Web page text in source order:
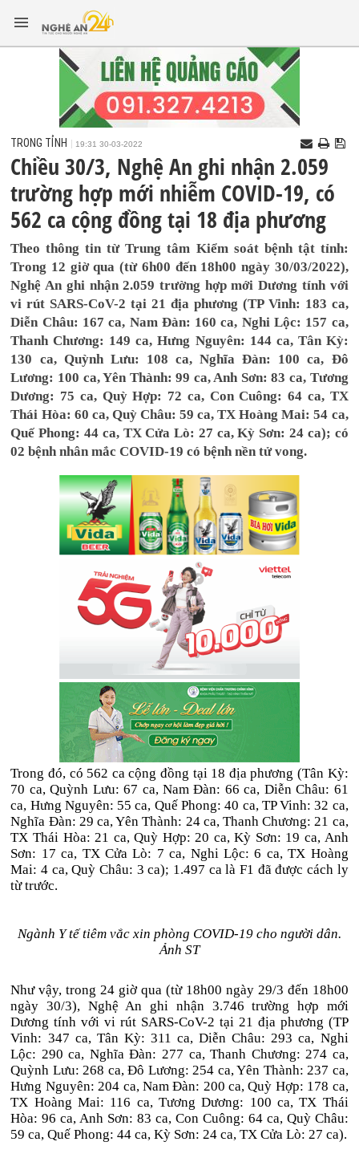
TRONG TỈNH 19:31 30-03-2022
Chiều 30/3, Nghệ An ghi nhận 2.059
trường hợp mới nhiễm COVID-19, có
562 ca cộng đồng tại 18 địa phương
Theo thông tin từ Trung tâm Kiểm soát bệnh tật tỉnh:
Trong 12 giờ qua (từ 6h00 đến 18h00 ngày 30/03/2022),
Nghệ An ghi nhận 2.059 trường hợp mới Dương tính với
vi rút SARS-CoV-2 tại 21 địa phương (TP Vinh: 183 ca,
Diễn Châu: 167 ca, Nam Đàn: 160 ca, Nghi Lộc: 157 ca,
Thanh Chương: 149 ca, Hưng Nguyên: 144 ca, Tân Kỳ:
130 ca, Quỳnh Lưu: 108 ca, Nghĩa Đàn: 100 ca, Đô
Lương: 100 ca, Yên Thành: 99 ca, Anh Sơn: 83 ca, Tương
Dương: 75 ca, Quỳ Hợp: 72 ca, Con Cuông: 64 ca, TX
Thái Hòa: 60 ca, Quỳ Châu: 59 ca, TX Hoàng Mai: 54 ca,
Quế Phong: 44 ca, TX Cửa Lò: 27 ca, Kỳ Sơn: 24 ca); có
02 bệnh nhân mắc COVID-19 có bệnh nền tử vong.
Trong đó, có 562 ca cộng đồng tại 18 địa phương (Tân Kỳ:
70 ca, Quỳnh Lưu: 67 ca, Nam Đàn: 66 ca, Diễn Châu: 61
ca, Hưng Nguyên: 55 ca, Quế Phong: 40 ca, TP Vinh: 32 ca,
Nghĩa Đàn: 29 ca, Yên Thành: 24 ca, Thanh Chương: 21 ca,
TX Thái Hòa: 21 ca, Quỳ Hợp: 20 ca, Kỳ Sơn: 19 ca, Anh
Sơn: 17 ca, TX Cửa Lò: 7 ca, Nghi Lộc: 6 ca, TX Hoàng
Mai: 4 ca, Quỳ Châu: 3 ca); 1.497 ca là F1 đã được cách ly
từ trước.
Ngành Y tế tiêm vắc xin phòng COVID-19 cho người dân.
Ảnh ST
Như vậy, trong 24 giờ qua (từ 18h00 ngày 29/3 đến 18h00
ngày 30/3), Nghệ An ghi nhận 3.746 trường hợp mới
Dương tính với vi rút SARS-CoV-2 tại 21 địa phương (TP
Vinh: 347 ca, Tân Kỳ: 311 ca, Diễn Châu: 293 ca, Nghi
Lộc: 290 ca, Nghĩa Đàn: 277 ca, Thanh Chương: 274 ca,
Quỳnh Lưu: 268 ca, Đô Lương: 254 ca, Yên Thành: 237 ca,
Hưng Nguyên: 204 ca, Nam Đàn: 200 ca, Quỳ Hợp: 178 ca,
TX Hoàng Mai: 116 ca, Tương Dương: 100 ca, TX Thái
Hòa: 96 ca, Anh Sơn: 83 ca, Con Cuông: 64 ca, Quỳ Châu:
59 ca, Quế Phong: 44 ca, Kỳ Sơn: 24 ca, TX Cửa Lò: 27 ca).